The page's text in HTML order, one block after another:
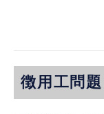
徴用工問題